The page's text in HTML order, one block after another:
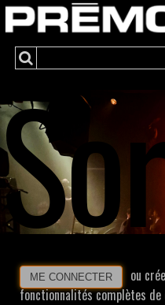
ME CONNECTER
ou
fonctionnalités complètes